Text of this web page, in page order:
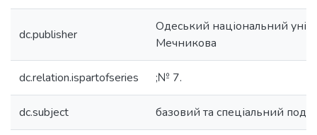
dc.publisher
Одеський національний
Мечникова
dc.relation.ispartofseries ;№ 7.
dc.subject базовий та спеціальний